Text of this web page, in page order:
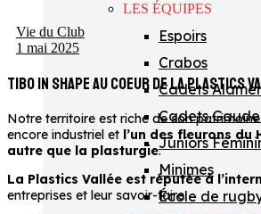
LES ÉQUIPES
Espoirs
Crabos
Cadets
Cadets
Juniors
Minimes
École de
Vie du Club
1 mai 2025
TIBO IN SHAPE AU COEUR DE LA PLASTICS
Notre territoire est riche de son
encore industriel et l’un des fleurons du
autre que la plasturgie.
La Plastics Vallée est réputée à
entreprises et leur savoir-faire.